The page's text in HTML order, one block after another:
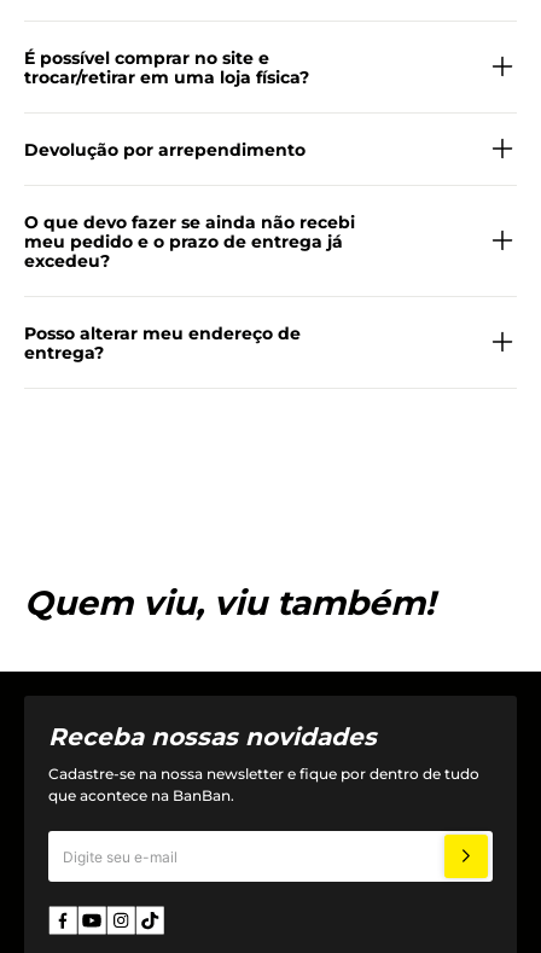
É possível comprar no site e
trocar/retirar em uma loja física?
Devolução por arrependimento
O que devo fazer se ainda não recebi
meu pedido e o prazo de entrega já
excedeu?
Posso alterar meu endereço de
entrega?
Quem viu, viu também!
Receba nossas novidades
Cadastre-se na nossa newsletter e fique por dentro de tudo
que acontece na BanBan.